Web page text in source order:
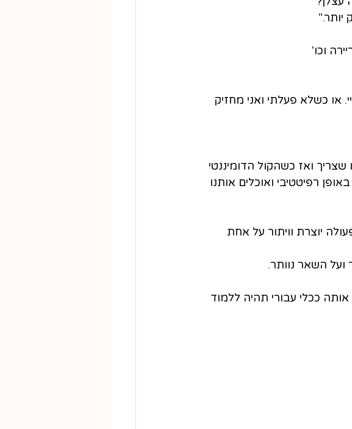
יותר."
וכו'
או כשלא פעלתי ואני מחזיק
ואז כשהקול הדומיננטי
רפיטטיבי ואוכלים אותנו
יוצרת וויתור על אחת
ועל השאר נוותר.
ככלי עבורי תהיה ללמוד